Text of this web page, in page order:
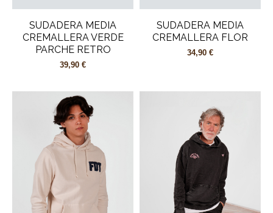
SUDADERA MEDIA
CREMALLERA VERDE
PARCHE RETRO
39,90 €
SUDADERA MEDIA
CREMALLERA FLOR
34,90 €